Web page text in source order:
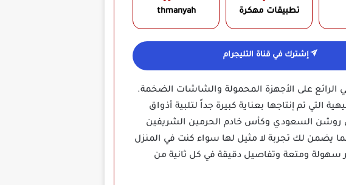
تطبيقات مهكرة thmanyah‏
إشترك في قناة التليجرام
على الأجهزة المحمولة والشاشات الضخمة.
التي تم إنتاجها بعناية كبيرة جداً لتلبية أذواق
روشن السعودي وكأس خادم الحرمين الشريفين
يضمن لك تجربة لا مثيل لها سواء كنت في المنزل
سهولة ومتعة وتفاصيل دقيقة في كل ثانية من